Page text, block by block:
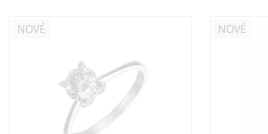
NOVÉ NOVÉ